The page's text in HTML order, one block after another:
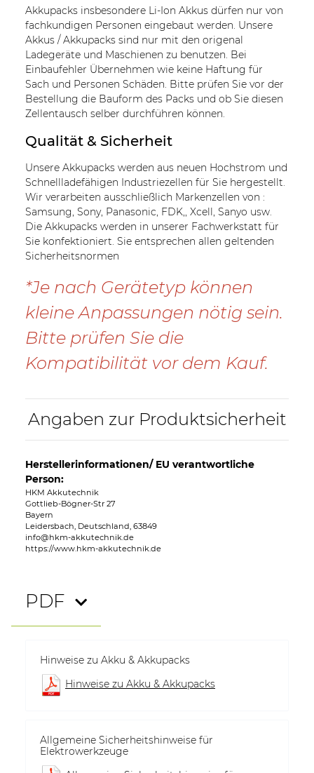
Akkupacks insbesondere Li-Ion Akkus dürfen nur von
fachkundigen Personen eingebaut werden. Unsere
Akkus / Akkupacks sind nur mit den origenal
Ladegeräte und Maschienen zu benutzen. Bei
Einbaufehler Übernehmen wie keine Haftung für
Sach und Personen Schäden. Bitte prüfen Sie vor der
Bestellung die Bauform des Packs und ob Sie diesen
Zellentausch selber durchführen können.
Qualität & Sicherheit
Unsere Akkupacks werden aus neuen Hochstrom und
Schnellladefähigen Industriezellen für Sie hergestellt.
Wir verarbeiten ausschließlich Markenzellen von :
Samsung, Sony, Panasonic, FDK,, Xcell, Sanyo usw.
Die Akkupacks werden in unserer Fachwerkstatt für
Sie konfektioniert. Sie entsprechen allen geltenden
Sicherheitsnormen
*Je nach Gerätetyp können
kleine Anpassungen nötig sein.
Bitte prüfen Sie die
Kompatibilität vor dem Kauf.
Angaben zur Produktsicherheit
Herstellerinformationen/ EU verantwortliche
Person:
HKM Akkutechnik
Gottlieb-Bögner-Str 27
Bayern
Leidersbach, Deutschland, 63849
info@hkm-akkutechnik.de
https://www.hkm-akkutechnik.de
PDF
Hinweise zu Akku & Akkupacks
Hinweise zu Akku & Akkupacks
Allgemeine Sicherheitshinweise für
Elektrowerkzeuge